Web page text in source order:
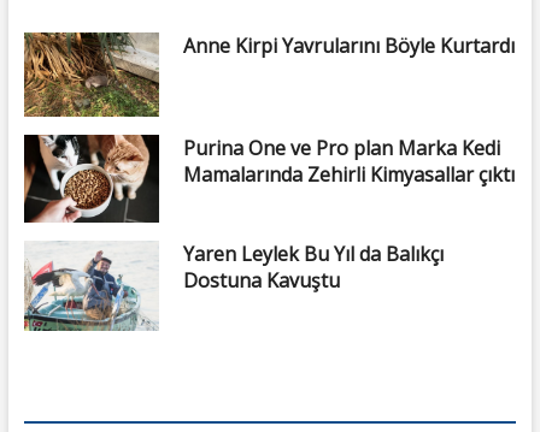
Anne Kirpi Yavrularını Böyle Kurtardı
Purina One ve Pro plan Marka Kedi
Mamalarında Zehirli Kimyasallar çıktı
Yaren Leylek Bu Yıl da Balıkçı
Dostuna Kavuştu